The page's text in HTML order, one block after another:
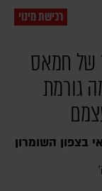
רכישת מינוי
של חמאס
גורמת
בצפון השומרון